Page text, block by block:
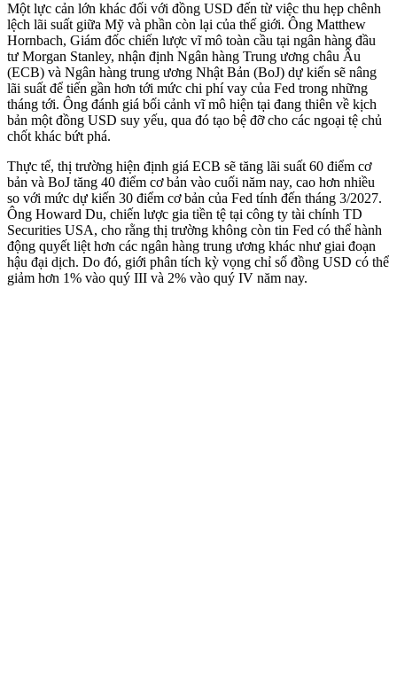
Một lực cản lớn khác đối với đồng USD đến từ việc thu hẹp chênh
lệch lãi suất giữa Mỹ và phần còn lại của thế giới. Ông Matthew
Hornbach, Giám đốc chiến lược vĩ mô toàn cầu tại ngân hàng đầu
tư Morgan Stanley, nhận định Ngân hàng Trung ương châu Âu
(ECB) và Ngân hàng trung ương Nhật Bản (BoJ) dự kiến sẽ nâng
lãi suất để tiến gần hơn tới mức chi phí vay của Fed trong những
tháng tới. Ông đánh giá bối cảnh vĩ mô hiện tại đang thiên về kịch
bản một đồng USD suy yếu, qua đó tạo bệ đỡ cho các ngoại tệ chủ
chốt khác bứt phá.
Thực tế, thị trường hiện định giá ECB sẽ tăng lãi suất 60 điểm cơ
bản và BoJ tăng 40 điểm cơ bản vào cuối năm nay, cao hơn nhiều
so với mức dự kiến 30 điểm cơ bản của Fed tính đến tháng 3/2027.
Ông Howard Du, chiến lược gia tiền tệ tại công ty tài chính TD
Securities USA, cho rằng thị trường không còn tin Fed có thể hành
động quyết liệt hơn các ngân hàng trung ương khác như giai đoạn
hậu đại dịch. Do đó, giới phân tích kỳ vọng chỉ số đồng USD có thể
giảm hơn 1% vào quý III và 2% vào quý IV năm nay.